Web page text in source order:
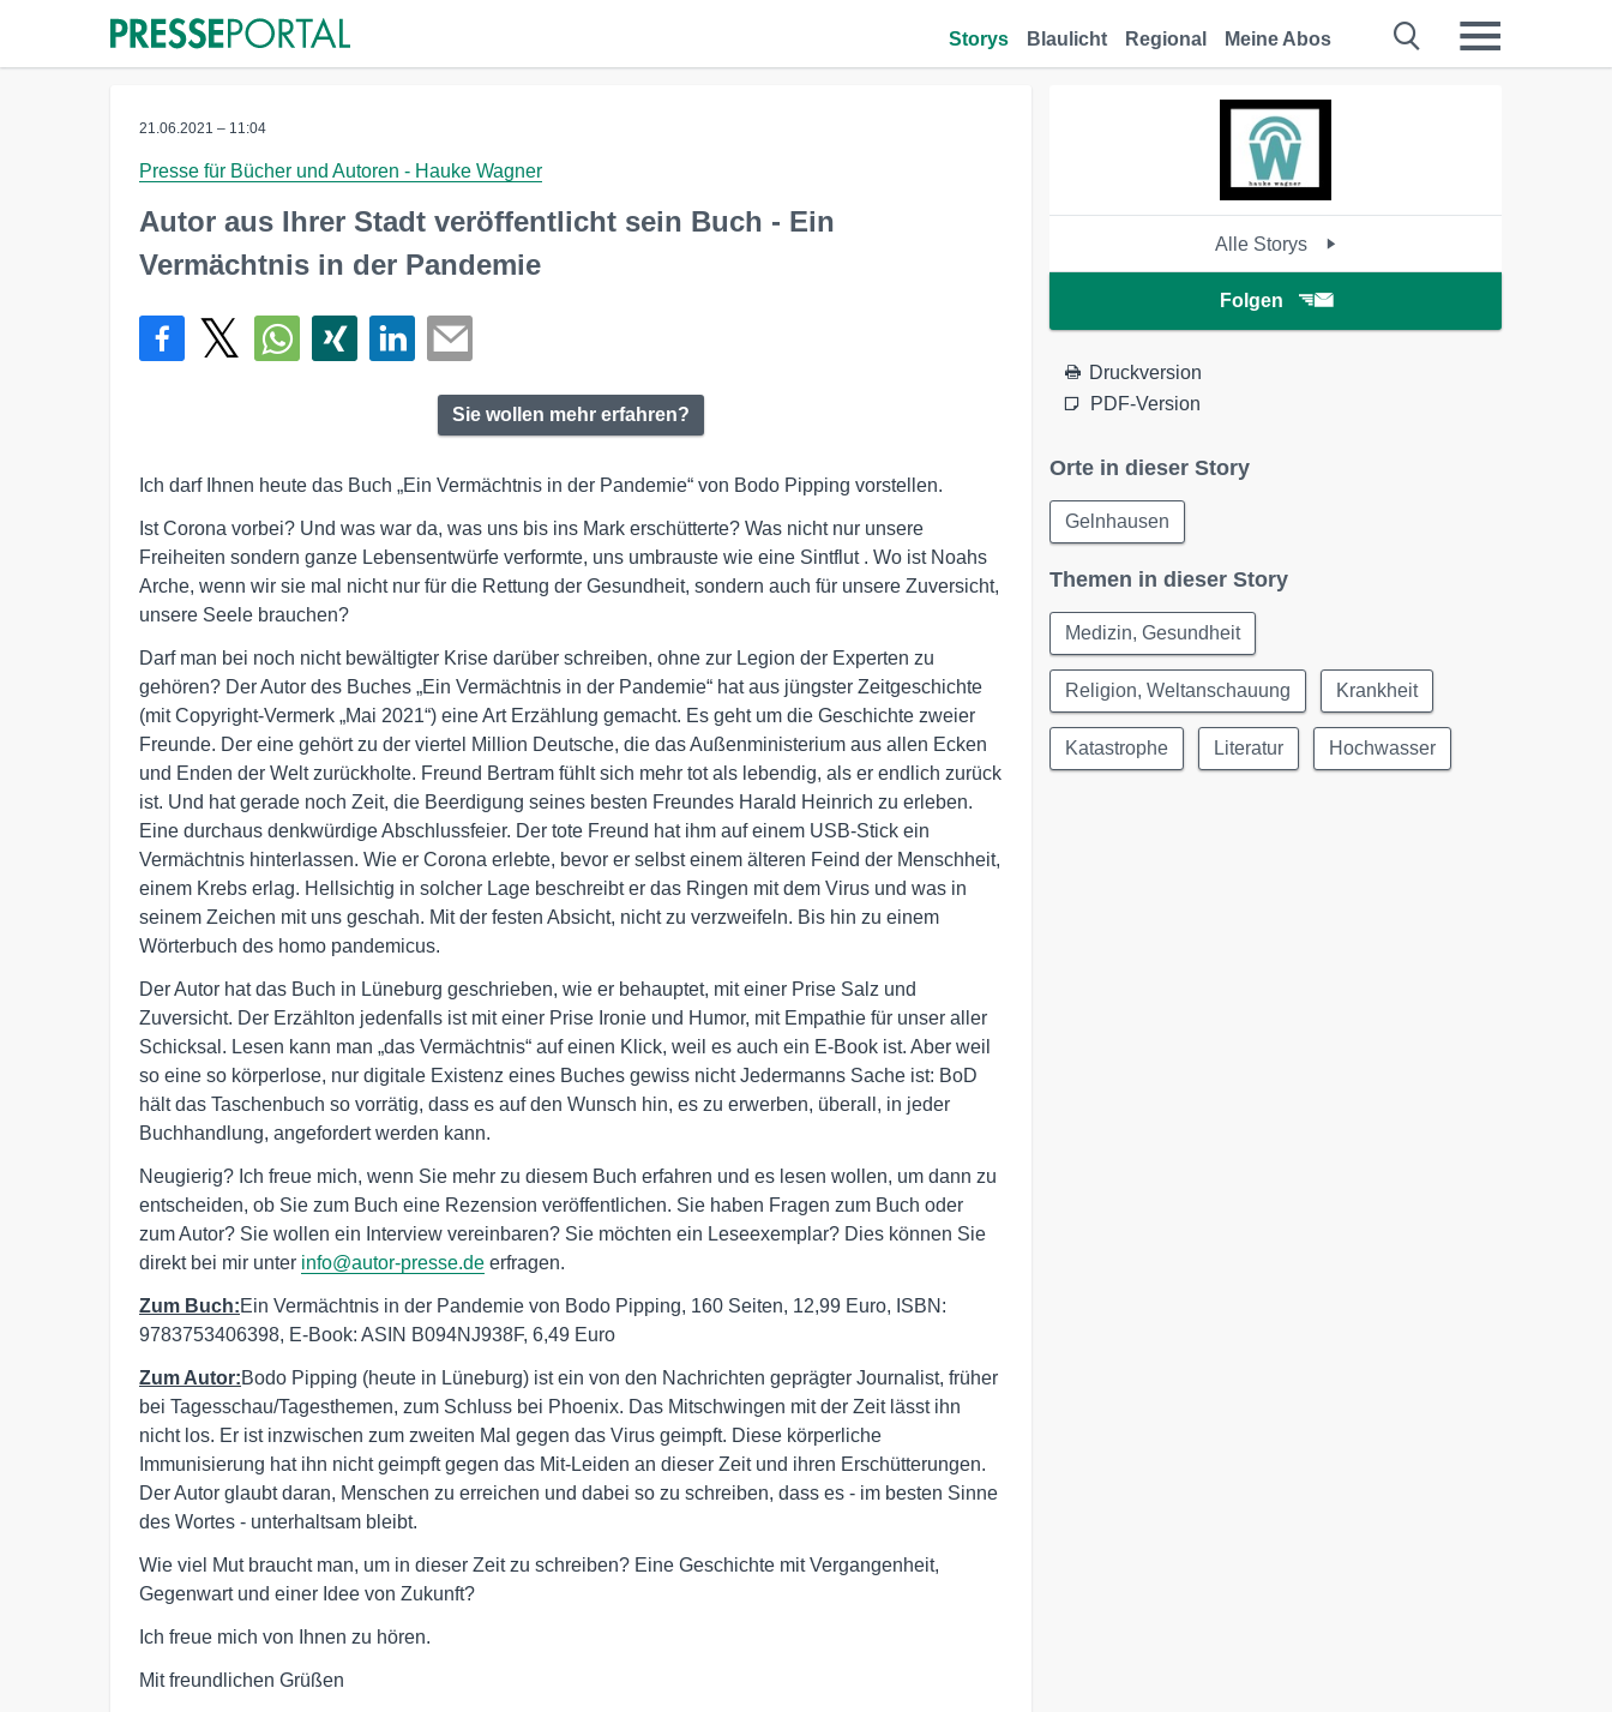
Storys Blaulicht Regional Meine Abos
21.06.2021 – 11:04
Presse für Bücher und Autoren - Hauke Wagner
Autor aus Ihrer Stadt veröffentlicht sein Buch - Ein
Vermächtnis in der Pandemie
Sie wollen mehr erfahren?
Ich darf Ihnen heute das Buch „Ein Vermächtnis in der Pandemie“ von Bodo Pipping vorstellen.
Ist Corona vorbei? Und was war da, was uns bis ins Mark erschütterte? Was nicht nur unsere
Freiheiten sondern ganze Lebensentwürfe verformte, uns umbrauste wie eine Sintflut . Wo ist Noahs
Arche, wenn wir sie mal nicht nur für die Rettung der Gesundheit, sondern auch für unsere Zuversicht,
unsere Seele brauchen?
Darf man bei noch nicht bewältigter Krise darüber schreiben, ohne zur Legion der Experten zu
gehören? Der Autor des Buches „Ein Vermächtnis in der Pandemie“ hat aus jüngster Zeitgeschichte
(mit Copyright-Vermerk „Mai 2021“) eine Art Erzählung gemacht. Es geht um die Geschichte zweier
Freunde. Der eine gehört zu der viertel Million Deutsche, die das Außenministerium aus allen Ecken
und Enden der Welt zurückholte. Freund Bertram fühlt sich mehr tot als lebendig, als er endlich zurück
ist. Und hat gerade noch Zeit, die Beerdigung seines besten Freundes Harald Heinrich zu erleben.
Eine durchaus denkwürdige Abschlussfeier. Der tote Freund hat ihm auf einem USB-Stick ein
Vermächtnis hinterlassen. Wie er Corona erlebte, bevor er selbst einem älteren Feind der Menschheit,
einem Krebs erlag. Hellsichtig in solcher Lage beschreibt er das Ringen mit dem Virus und was in
seinem Zeichen mit uns geschah. Mit der festen Absicht, nicht zu verzweifeln. Bis hin zu einem
Wörterbuch des homo pandemicus.
Der Autor hat das Buch in Lüneburg geschrieben, wie er behauptet, mit einer Prise Salz und
Zuversicht. Der Erzählton jedenfalls ist mit einer Prise Ironie und Humor, mit Empathie für unser aller
Schicksal. Lesen kann man „das Vermächtnis“ auf einen Klick, weil es auch ein E-Book ist. Aber weil
so eine so körperlose, nur digitale Existenz eines Buches gewiss nicht Jedermanns Sache ist: BoD
hält das Taschenbuch so vorrätig, dass es auf den Wunsch hin, es zu erwerben, überall, in jeder
Buchhandlung, angefordert werden kann.
Neugierig? Ich freue mich, wenn Sie mehr zu diesem Buch erfahren und es lesen wollen, um dann zu
entscheiden, ob Sie zum Buch eine Rezension veröffentlichen. Sie haben Fragen zum Buch oder
zum Autor? Sie wollen ein Interview vereinbaren? Sie möchten ein Leseexemplar? Dies können Sie
direkt bei mir unter info@autor-presse.de erfragen.
Zum Buch:Ein Vermächtnis in der Pandemie von Bodo Pipping, 160 Seiten, 12,99 Euro, ISBN:
9783753406398, E-Book: ASIN B094NJ938F, 6,49 Euro
Zum Autor:Bodo Pipping (heute in Lüneburg) ist ein von den Nachrichten geprägter Journalist, früher
bei Tagesschau/Tagesthemen, zum Schluss bei Phoenix. Das Mitschwingen mit der Zeit lässt ihn
nicht los. Er ist inzwischen zum zweiten Mal gegen das Virus geimpft. Diese körperliche
Immunisierung hat ihn nicht geimpft gegen das Mit-Leiden an dieser Zeit und ihren Erschütterungen.
Der Autor glaubt daran, Menschen zu erreichen und dabei so zu schreiben, dass es - im besten Sinne
des Wortes - unterhaltsam bleibt.
Wie viel Mut braucht man, um in dieser Zeit zu schreiben? Eine Geschichte mit Vergangenheit,
Gegenwart und einer Idee von Zukunft?
Ich freue mich von Ihnen zu hören.
Mit freundlichen Grüßen
Alle Storys
Folgen
Druckversion
PDF-Version
Orte in dieser Story
Gelnhausen
Themen in dieser Story
Medizin, Gesundheit
Religion, Weltanschauung Krankheit
Katastrophe Literatur Hochwasser